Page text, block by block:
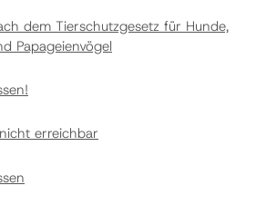
dem Tierschutzgesetz für Hunde,
Papageienvögel
erreichbar